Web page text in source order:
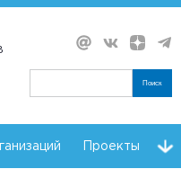
Поиск
Проекты